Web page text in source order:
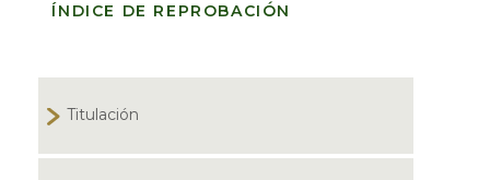
ÍNDICE DE REPROBACIÓN
Titulación